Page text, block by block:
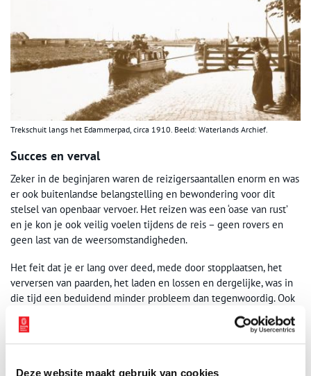
Deze website maakt gebruik van cookies
Trekschuit langs het Edammerpad, circa 1910. Beeld: Waterlands Archief.
Succes en verval
Zeker in de beginjaren waren de reizigersaantallen enorm en was
er ook buitenlandse belangstelling en bewondering voor dit
stelsel van openbaar vervoer. Het reizen was een ‘oase van rust’
en je kon je ook veilig voelen tijdens de reis – geen rovers en
geen last van de weersomstandigheden.
Het feit dat je er lang over deed, mede door stopplaatsen, het
verversen van paarden, het laden en lossen en dergelijke, was in
die tijd een beduidend minder probleem dan tegenwoordig. Ook
hier leidde een economische recessie, die eind zeventiende,
begin achttiende eeuw speelde, tot vermindering van
reizigersaantallen en daarmee werd de economische exploitatie